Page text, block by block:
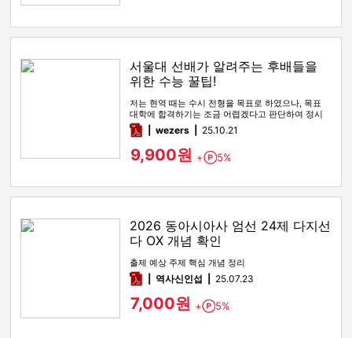
서울대 선배가 알려주는 후배들을
위한 수능 꿀팁!
저는 현역 때는 수시 전형을 목표로 하였으나, 목표
대학에 합격하기는 조금 어렵겠다고 판단하여 정시
전형을 노리며 재수를 시…
pdfwezers 25.10.21
9,900원 + Point
5%
2026 동아시아사 엄선 24제 다지선
다 OX 개념 확인
출제 예상 주제 핵심 개념 정리
pdf역사신인섭 25.07.23
7,000원 + Point
5%